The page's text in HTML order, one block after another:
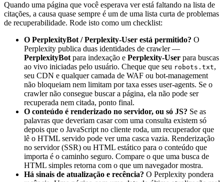
Quando uma página que você esperava ver está faltando na lista de
citações, a causa quase sempre é um de uma lista curta de problemas
de recuperabilidade. Rode isto como um checklist:
O PerplexityBot / Perplexity-User está permitido? O
Perplexity publica duas identidades de crawler —
PerplexityBot para indexação e Perplexity-User para buscas
ao vivo iniciadas pelo usuário. Cheque que seu robots.txt,
seu CDN e qualquer camada de WAF ou bot-management
não bloqueiam nem limitam por taxa esses user-agents. Se o
crawler não consegue buscar a página, ela não pode ser
recuperada nem citada, ponto final.
O conteúdo é renderizado no servidor, ou só JS? Se as
palavras que deveriam casar com uma consulta existem só
depois que o JavaScript no cliente roda, um recuperador que
lê o HTML servido pode ver uma casca vazia. Renderização
no servidor (SSR) ou HTML estático para o conteúdo que
importa é o caminho seguro. Compare o que uma busca de
HTML simples retorna com o que um navegador mostra.
Há sinais de atualização e recência? O Perplexity pondera